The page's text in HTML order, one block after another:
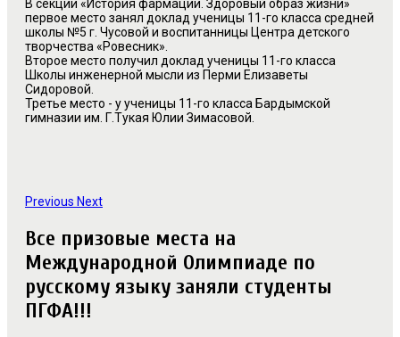
В секции «История фармации. Здоровый образ жизни»
первое место занял доклад ученицы 11-го класса средней
школы №5 г. Чусовой и воспитанницы Центра детского
творчества «Ровесник».
Второе место получил доклад ученицы 11-го класса
Школы инженерной мысли из Перми Елизаветы
Сидоровой.
Третье место - у ученицы 11-го класса Бардымской
гимназии им. Г.Тукая Юлии Зимасовой.
Previous Next
Все призовые места на
Международной Олимпиаде по
русскому языку заняли студенты
ПГФА!!!